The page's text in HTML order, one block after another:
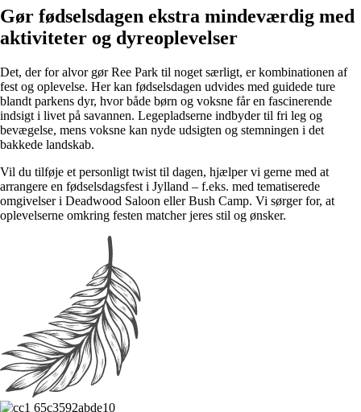
Gør fødselsdagen ekstra mindeværdig med
aktiviteter og dyreoplevelser
Det, der for alvor gør Ree Park til noget særligt, er kombinationen af
fest og oplevelse. Her kan fødselsdagen udvides med guidede ture
blandt parkens dyr, hvor både børn og voksne får en fascinerende
indsigt i livet på savannen. Legepladserne indbyder til fri leg og
bevægelse, mens voksne kan nyde udsigten og stemningen i det
bakkede landskab.
Vil du tilføje et personligt twist til dagen, hjælper vi gerne med at
arrangere en fødselsdagsfest i Jylland – f.eks. med tematiserede
omgivelser i Deadwood Saloon eller Bush Camp. Vi sørger for, at
oplevelserne omkring festen matcher jeres stil og ønsker.